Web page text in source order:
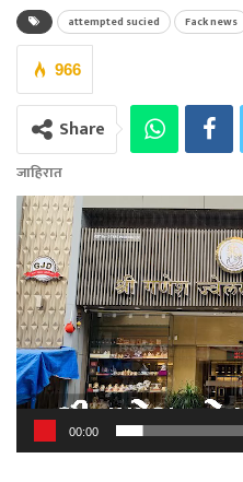
attempted sucied Fack news
966
Share
जाहिरात
00:00